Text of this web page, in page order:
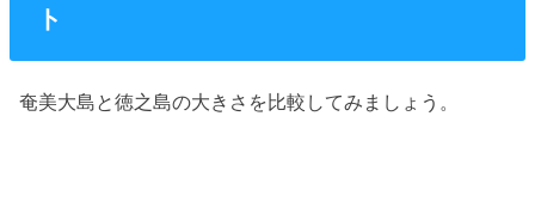
ト
奄美大島と徳之島の大きさを比較してみましょう。